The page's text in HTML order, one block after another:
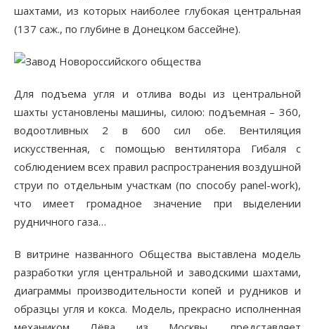
шахтами, из которых наиболее глубокая центральная
(137 саж., по глубине в Донецком бассейне).
Для подъема угля и отлива воды из центральной
шахты установлены машины, силою: подъемная – 360,
водоотливных 2 в 600 сил обе. Вентиляция
искусственная, с помощью вентилятора Гибаля с
соблюдением всех правил распространения воздушной
струи по отдельным участкам (по способу panel-work),
что имеет громадное значение при выделении
рудничного газа…
В витрине названного Общества выставлена модель
разработки угля центральной и заводскими шахтами,
диаграммы производительности копей и рудников и
образцы угля и кокса. Модель, прекрасно исполненная